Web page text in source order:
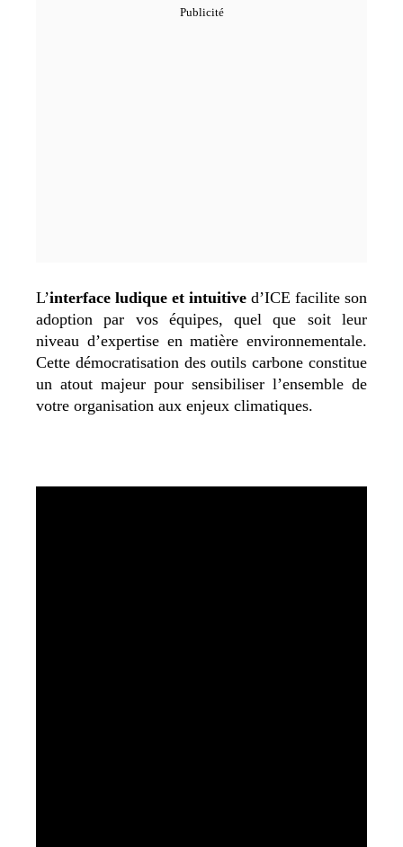
L’interface ludique et intuitive d’ICE facilite son
adoption par vos équipes, quel que soit leur
niveau d’expertise en matière environnementale.
Cette démocratisation des outils carbone constitue
un atout majeur pour sensibiliser l’ensemble de
votre organisation aux enjeux climatiques.